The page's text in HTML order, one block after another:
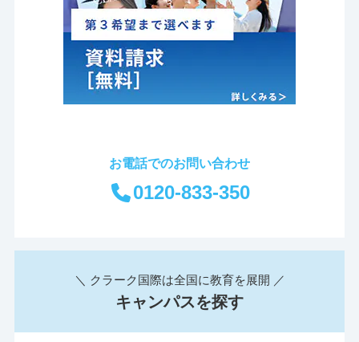
お電話でのお問い合わせ
0120-833-350
＼ クラーク国際は全国に教育を展開 ／
キャンパスを探す